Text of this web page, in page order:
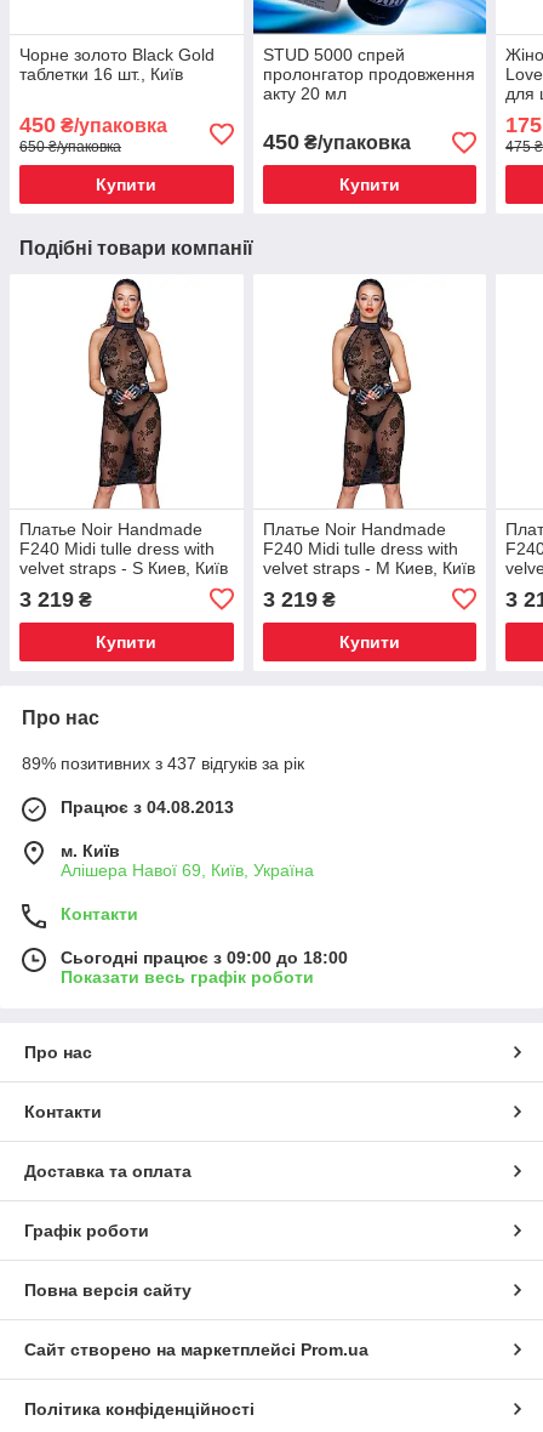
Чорне золото Black Gold
таблетки 16 шт., Київ
450 ₴/упаковка
650 ₴/упаковка
Купити
STUD 5000 спрей
пролонгатор продовження
акту 20 мл
450₴/упаковка
Купити
для
175
475
Подібні товари компанії
Платье Noir Handmade
F240 Midi tulle dress with
velvet straps - S Киев, Київ
3 219 ₴
Купити
Платье Noir Handmade
F240 Midi tulle dress with
velvet straps - M Киев, Київ
3 219₴
Купити
3
Про нас
89% позитивних з 437 відгуків за рік
Працює з 04.08.2013
м. Київ
Алішера Навої 69, Київ, Україна
Контакти
Сьогодні працює з 09:00 до 18:00
Показати весь графік роботи
Про нас
Контакти
Доставка та оплата
Графік роботи
Повна версія сайту
Сайт створено на маркетплейсі Prom.ua
Політика конфіденційності